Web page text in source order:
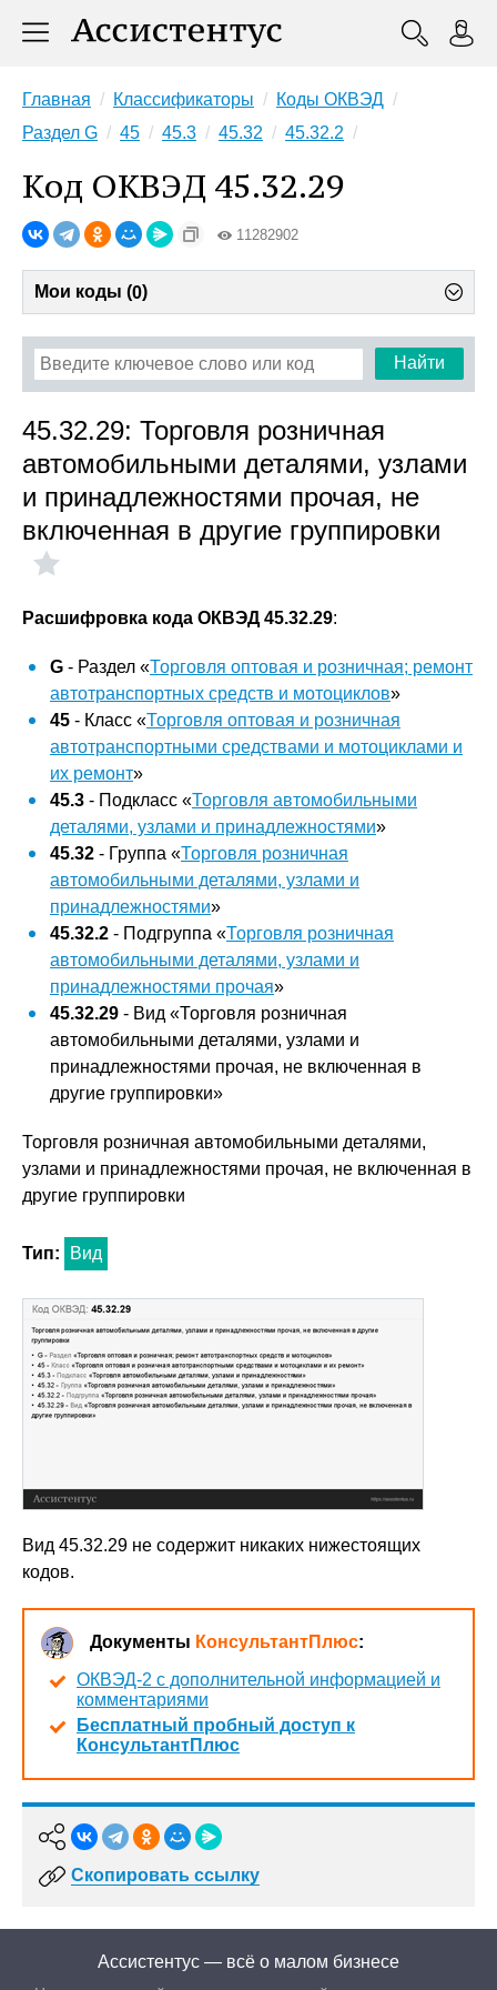
Главная Классификаторы
Коды ОКВЭД
Раздел G
45 45.3 45.32 45.32.2
Код ОКВЭД 45.32.29
11282902
Мои коды (0)
Найти
45.32.29: Торговля розничная
автомобильными деталями, узлами
и принадлежностями прочая, не
включенная в другие группировки
Расшифровка кода ОКВЭД 45.32.29:
G - Раздел «Торговля оптовая и розничная; ремонт
автотранспортных средств и мотоциклов»
45 - Класс «Торговля оптовая и розничная
автотранспортными средствами и мотоциклами и
их ремонт»
45.3 - Подкласс «Торговля автомобильными
деталями, узлами и принадлежностями»
45.32 - Группа «Торговля розничная
автомобильными деталями, узлами и
принадлежностями»
45.32.2 - Подгруппа «Торговля розничная
автомобильными деталями, узлами и
принадлежностями прочая»
45.32.29 - Вид «Торговля розничная
автомобильными деталями, узлами и
принадлежностями прочая, не включенная в
другие группировки»
Торговля розничная автомобильными деталями,
узлами и принадлежностями прочая, не включенная в
другие группировки
Тип: Вид
Вид 45.32.29 не содержит никаких нижестоящих
кодов.
Документы КонсультантПлюс:
ОКВЭД-2 с дополнительной информацией и
комментариями
Бесплатный пробный доступ к
КонсультантПлюс
Скопировать ссылку
Ассистентус — всё о малом бизнесе